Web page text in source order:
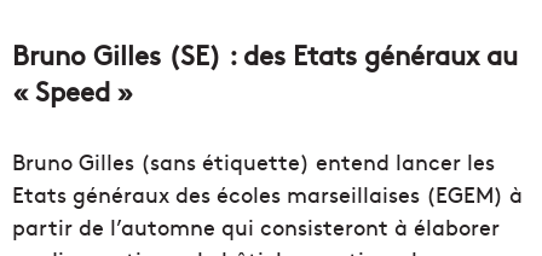
Bruno Gilles (SE) : des Etats généraux au
« Speed »
Bruno Gilles (sans étiquette) entend lancer les
Etats généraux des écoles marseillaises (EGEM) à
partir de l’automne qui consisteront à élaborer